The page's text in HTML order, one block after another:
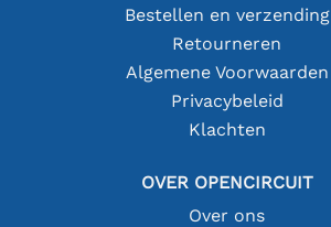
Bestellen en verzending
Retourneren
Algemene Voorwaarden
Privacybeleid
Klachten
OVER OPENCIRCUIT
Over ons